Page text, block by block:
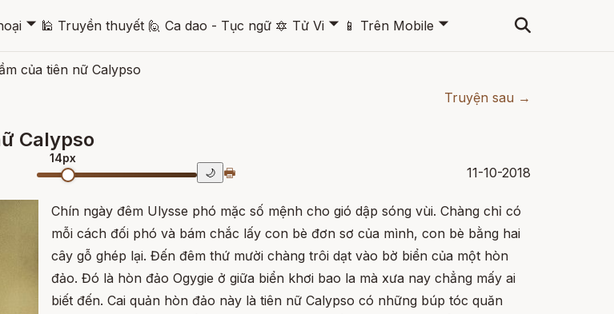
🞃 🕌 Truyền thuyết 🙋 Ca dao - Tục ngữ 🔯 Tử Vi 🞃 📱 Trên Mobile 🞃
của tiên nữ Calypso
Truyện sau →
Calypso
14px
🌙 🖶 11-10-2018
Chín ngày đêm Ulysse phó mặc số mệnh cho gió dập sóng vùi. Chàng chỉ có
mỗi cách đối phó và bám chắc lấy con bè đơn sơ của mình, con bè bằng hai
cây gỗ ghép lại. Đến đêm thứ mười chàng trôi dạt vào bờ biển của một hòn
đảo. Đó là hòn đảo Ogygie ở giữa biển khơi bao la mà xưa nay chẳng mấy ai
biết đến. Cai quản hòn đảo này là tiên nữ Calypso có những búp tóc quăn